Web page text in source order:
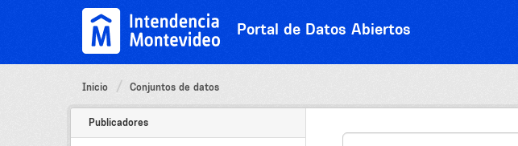
Portal de Datos Abiertos
Inicio Conjuntos de datos
Publicadores